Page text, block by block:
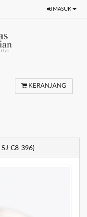
MASUK
KERANJANG
C8-396)